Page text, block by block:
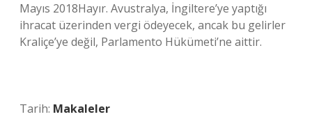
Mayıs 2018Hayır. Avustralya, İngiltere’ye yaptığı
ihracat üzerinden vergi ödeyecek, ancak bu gelirler
Kraliçe’ye değil, Parlamento Hükümeti’ne aittir.
Tarih: Makaleler